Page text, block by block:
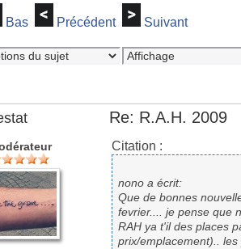
Bas Précédent Suivant
Re: R.A.H. 2009
Citation :
nono a écrit:
Que de bonnes
fevrier.... je pense que
RAH ya t'il des places
prix/emplacement)..